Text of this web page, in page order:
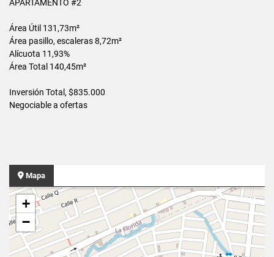
APARTAMENTO #2
Área Útil 131,73m²
Área pasillo, escaleras 8,72m²
Alícuota 11,93%
Área Total 140,45m²
Inversión Total, $835.000
Negociable a ofertas
Mapa
+
−